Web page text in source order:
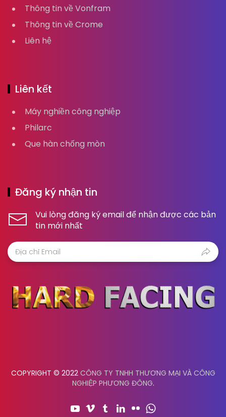
Thông tin về Vonfram
Thông tin về Crome
Liên hệ
Liên kết
Máy nghiền công nghiệp
Philarc
Que hàn chống mòn
Đăng ký nhận tin
Vui lòng đăng ký email để nhận được các bản
tin mới nhất
COPYRIGHT © 2022 CÔNG TY TNHH THƯƠNG MẠI VÀ CÔNG
NGHIỆP PHƯƠNG ĐÔNG.